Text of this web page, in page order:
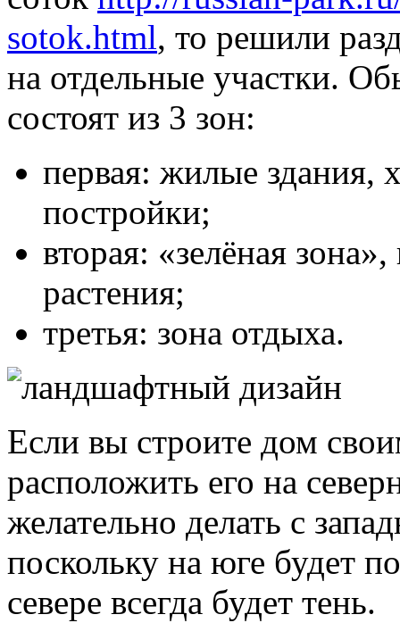
sotok.html, то решили
на отдельные участки.
состоят из 3 зон:
первая: жилые здания,
постройки;
вторая: «зелёная
растения;
третья: зона отдыха.
Если вы строите дом
расположить его на
желательно делать с
поскольку на юге будет
севере всегда будет тень.